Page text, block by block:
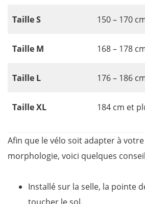
Taille S 150 – 170
Taille M 168 – 178
Taille L 176 – 186
Taille XL 184 cm et
Afin que le vélo soit adapter à
morphologie, voici quelques
Installé sur la selle, la pointe